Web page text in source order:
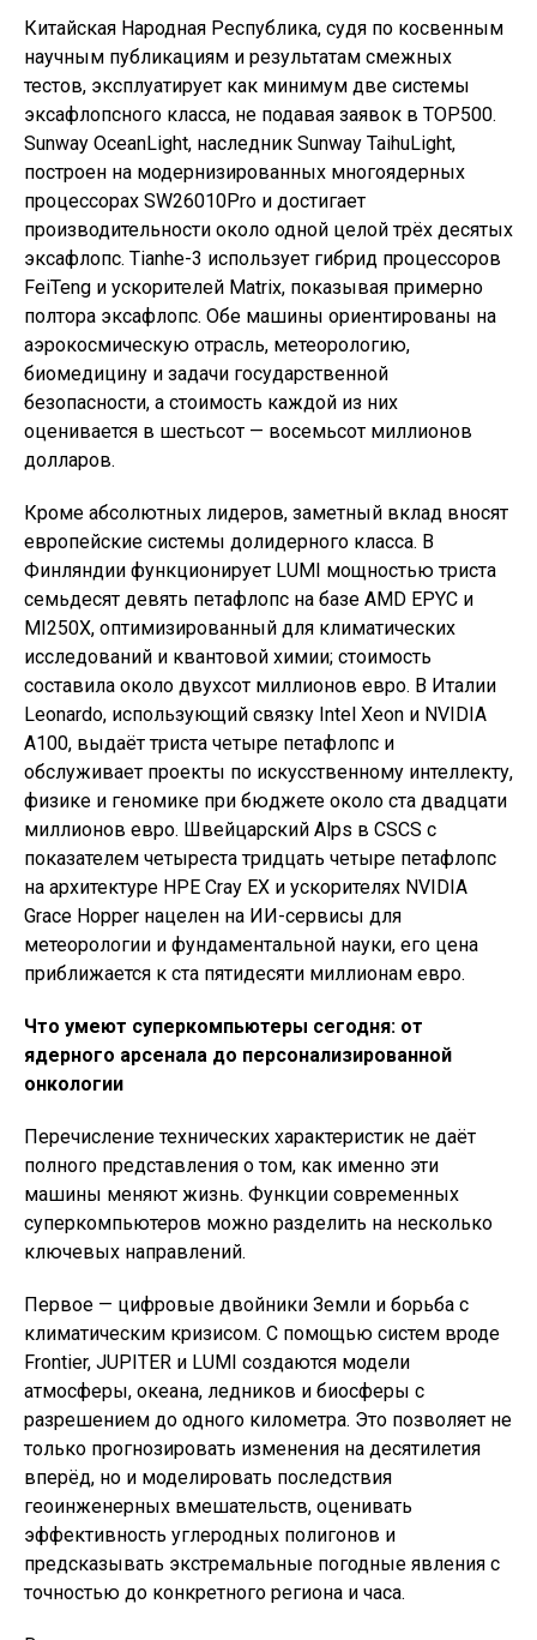
Китайская Народная Республика, судя по косвенным
научным публикациям и результатам смежных
тестов, эксплуатирует как минимум две системы
эксафлопсного класса, не подавая заявок в TOP500.
Sunway OceanLight, наследник Sunway TaihuLight,
построен на модернизированных многоядерных
процессорах SW26010Pro и достигает
производительности около одной целой трёх десятых
эксафлопс. Tianhe-3 использует гибрид процессоров
FeiTeng и ускорителей Matrix, показывая примерно
полтора эксафлопс. Обе машины ориентированы на
аэрокосмическую отрасль, метеорологию,
биомедицину и задачи государственной
безопасности, а стоимость каждой из них
оценивается в шестьсот — восемьсот миллионов
долларов.
Кроме абсолютных лидеров, заметный вклад вносят
европейские системы долидерного класса. В
Финляндии функционирует LUMI мощностью триста
семьдесят девять петафлопс на базе AMD EPYC и
MI250X, оптимизированный для климатических
исследований и квантовой химии; стоимость
составила около двухсот миллионов евро. В Италии
Leonardo, использующий связку Intel Xeon и NVIDIA
A100, выдаёт триста четыре петафлопс и
обслуживает проекты по искусственному интеллекту,
физике и геномике при бюджете около ста двадцати
миллионов евро. Швейцарский Alps в CSCS с
показателем четыреста тридцать четыре петафлопс
на архитектуре HPE Cray EX и ускорителях NVIDIA
Grace Hopper нацелен на ИИ-сервисы для
метеорологии и фундаментальной науки, его цена
приближается к ста пятидесяти миллионам евро.
Что умеют суперкомпьютеры сегодня: от
ядерного арсенала до персонализированной
онкологии
Перечисление технических характеристик не даёт
полного представления о том, как именно эти
машины меняют жизнь. Функции современных
суперкомпьютеров можно разделить на несколько
ключевых направлений.
Первое — цифровые двойники Земли и борьба с
климатическим кризисом. С помощью систем вроде
Frontier, JUPITER и LUMI создаются модели
атмосферы, океана, ледников и биосферы с
разрешением до одного километра. Это позволяет не
только прогнозировать изменения на десятилетия
вперёд, но и моделировать последствия
геоинженерных вмешательств, оценивать
эффективность углеродных полигонов и
предсказывать экстремальные погодные явления с
точностью до конкретного региона и часа.